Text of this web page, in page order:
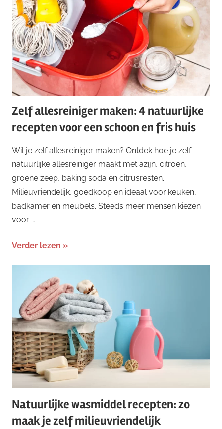
Zelf allesreiniger maken: 4 natuurlijke
recepten voor een schoon en fris huis
Wil je zelf allesreiniger maken? Ontdek hoe je zelf
natuurlijke allesreiniger maakt met azijn, citroen,
groene zeep, baking soda en citrusresten.
Milieuvriendelijk, goedkoop en ideaal voor keuken,
badkamer en meubels. Steeds meer mensen kiezen
voor …
Verder lezen
Natuurlijke wasmiddel recepten: zo
maak je zelf milieuvriendelijk